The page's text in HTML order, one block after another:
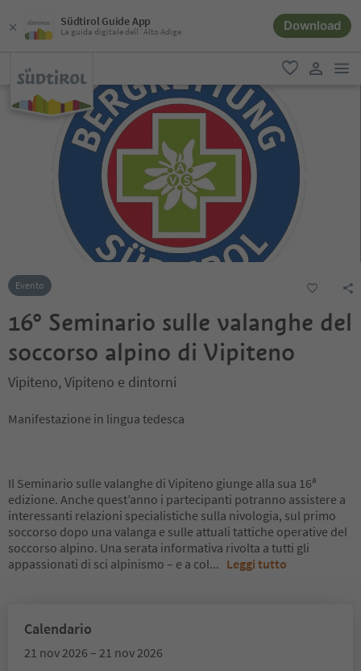
Südtirol Guide App
La guida digitale dell´Alto Adige Download
favoriti
user link
Evento
16° Seminario sulle valanghe del
soccorso alpino di Vipiteno
Vipiteno, Vipiteno e dintorni
Manifestazione in lingua tedesca
Il Seminario sulle valanghe di Vipiteno giunge alla sua 16ª
edizione. Anche quest’anno i partecipanti potranno assistere a
interessanti relazioni specialistiche sulla nivologia, sul primo
soccorso dopo una valanga e sulle attuali tattiche operative del
soccorso alpino. Una serata informativa rivolta a tutti gli
appassionati di sci alpinismo – e a col... Leggi tutto
Calendario
21 nov 2026 – 21 nov 2026